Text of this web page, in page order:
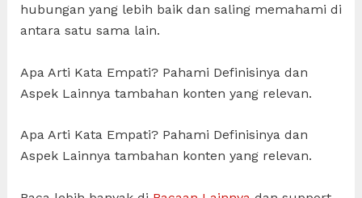
hubungan yang lebih baik dan saling memahami di
antara satu sama lain.
Apa Arti Kata Empati? Pahami Definisinya dan
Aspek Lainnya tambahan konten yang relevan.
Apa Arti Kata Empati? Pahami Definisinya dan
Aspek Lainnya tambahan konten yang relevan.